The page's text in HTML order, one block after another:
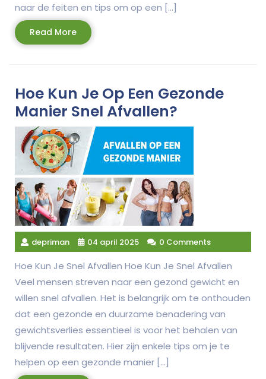
naar de feiten en tips om op een […]
Read MoreRead
More
Hoe Kun Je Op Een Gezonde
Manier Snel Afvallen?
depriman 04 april 2025 0 Comments
Hoe Kun Je Snel Afvallen Hoe Kun Je Snel Afvallen
Veel mensen streven naar een gezond gewicht en
willen snel afvallen. Het is belangrijk om te onthouden
dat een gezonde en duurzame benadering van
gewichtsverlies essentieel is voor het behalen van
blijvende resultaten. Hier zijn enkele tips om je te
helpen op een gezonde manier […]